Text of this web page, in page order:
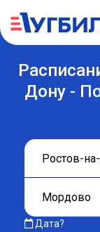
Дону -
Дата?